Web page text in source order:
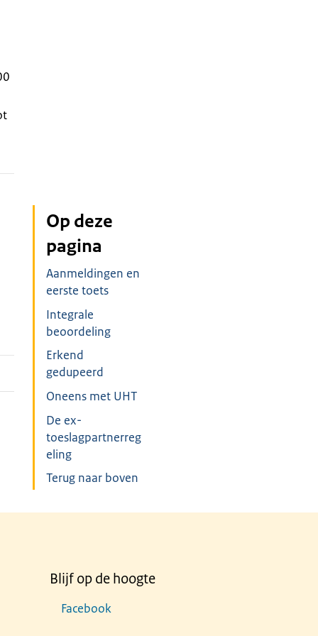
Op deze
pagina
Aanmeldingen en
eerste toets
Integrale
beoordeling
Erkend
gedupeerd
Oneens met UHT
De ex-
toeslagpartnerreg
eling
Terug naar boven
Blijf op de hoogte
Facebook